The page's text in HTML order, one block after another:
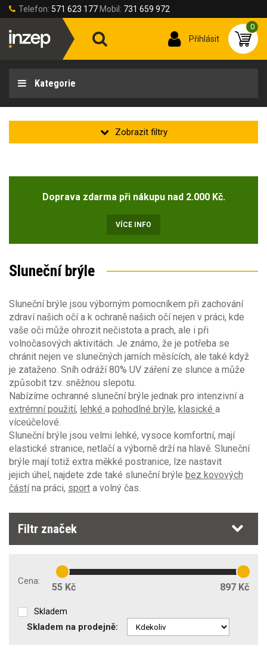
Telefon: 571 623 177 Mobil: 731 659 972
Přihlásit
0
Kategorie
Barva zorníku
čiré(1)
gradient(1)
kouřové(20)
polarizační(1)
zrcadlové (3)
žluté(1)
Ochrana zraku - Obecné vlastnosti
Ochrana proti zamlžení (10)
Ochrana proti poškrábání(23)
Ochrana proti UV záření
Nastavitelné stranice(11)
Materiál zorníku
polykarbonát(24)
Ochrana zraku proti mechanickému poškození
EN166 zorníky
1 F (4)
(6)
1F
1FK(1)
1FT
1FTK
5-2,5 W 1 FTKN (1)
EN166 obroučky
FT(9)
T(1)
Ochranné filtry proti záření
Filtry proti ultrafialovému záření EN170(3)
Filtry proti infračervenému záření EN171
Protisluneční filtry pro profesionální použití
EN172(21)
Filtry pro svařování a podobné technologie
EN169
Automatické svářečské filtry EN379
Typ filtru
5 (1)
Doprava zdarma při nákupu nad 2.000 Kč.
VÍCE INFO
Sluneční brýle
Sluneční brýle jsou výborným pomocníkem při zachování
zdraví našich očí a k ochraně našich očí nejen v práci, kde
vaše oči může ohrozit nečistota a prach, ale i při
volnočasových aktivitách. Je známo, že je potřeba se
chránit nejen ve slunečných jarních měsících, ale také když
je zataženo. Sníh odráží 80% UV záření ze slunce a může
způsobit tzv. sněžnou slepotu.
Nabízíme ochranné sluneční brýle jednak pro intenzivní a
extrémní použití, lehké a pohodlné brýle, klasické a
víceúčelové.
Sluneční brýle jsou velmi lehké, vysoce komfortní, mají
elastické stranice, netlačí a výborně drží na hlavě. Sluneční
brýle mají totiž extra měkké postranice, lze nastavit
jejich úhel, najdete zde také sluneční brýle bez kovových
částína práci, sport a volný čas.
Filtr značek
Cena:
55 Kč 897 Kč
Skladem
Skladem na prodejně: